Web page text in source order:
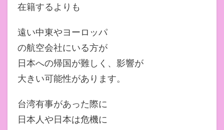
在籍するよりも
遠い中東やヨーロッパ
の航空会社にいる方が
日本への帰国が難しく、影響が
大きい可能性があります。
台湾有事があった際に
日本人や日本は危機に